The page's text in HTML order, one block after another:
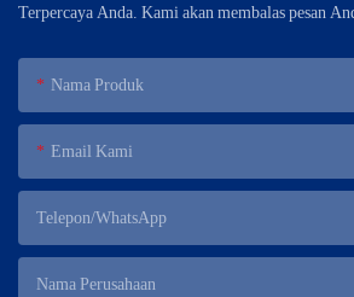
Terpercaya Anda. Kami akan membalas pesan
Nama Produk
Email Kami
Telepon/WhatsApp
Nama Perusahaan